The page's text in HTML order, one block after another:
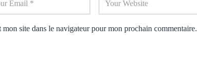
site dans le navigateur pour mon prochain commentaire.